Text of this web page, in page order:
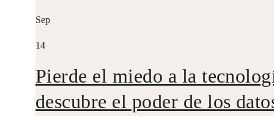
Sep
14
Pierde el miedo a la
descubre el poder de los